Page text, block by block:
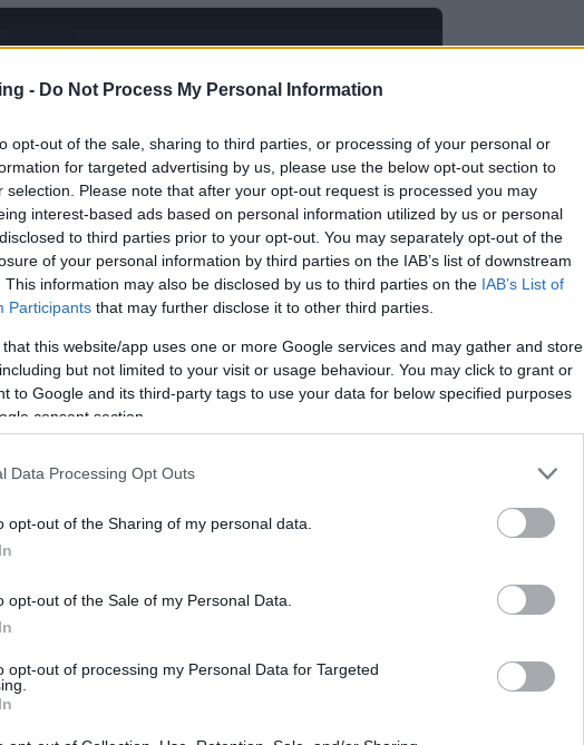
- Do Not Process My Personal Information
opt-out of the sale, sharing to third parties, or processing of your personal or
for targeted advertising by us, please use the below opt-out section to
selection. Please note that after your opt-out request is processed you may
interest-based ads based on personal information utilized by us or personal
to third parties prior to your opt-out. You may separately opt-out of the
of your personal information by third parties on the IAB’s list of downstream
This information may also be disclosed by us to third parties on the IAB’s List of
Participants that may further disclose it to other third parties.
that this website/app uses one or more Google services and may gather and store
but not limited to your visit or usage behaviour. You may click to grant or
to Google and its third-party tags to use your data for below specified purposes
consent section.
Data Processing Opt Outs
opt-out of the Sharing of my personal data.
opt-out of the Sale of my Personal Data.
opt-out of processing my Personal Data for Targeted
of Play sono tornati su PlayStation Store,
giochi per PS4 e PS5. Fino all’11 giugno, i
titoli che non hanno mai visto una riduzione
non perdere per ampliare la propria libreria di